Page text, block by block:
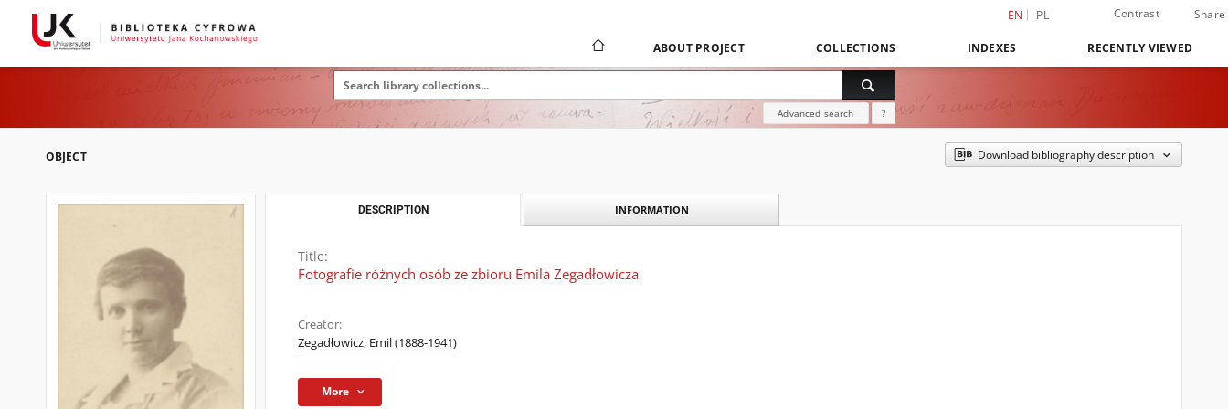
EN PL Contrast Share
ABOUT PROJECT COLLECTIONS INDEXES RECENTLY VIEWED
Advanced search ?
OBJECT Download bibliography description
DESCRIPTION INFORMATION
Title:
Fotografie różnych osób ze zbioru Emila Zegadłowicza
Creator:
Zegadłowicz, Emil (1888-1941)
More